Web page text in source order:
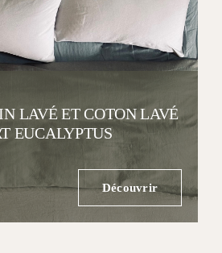
LAVÉ ET COTON LAVÉ
EUCALYPTUS
Découvrir